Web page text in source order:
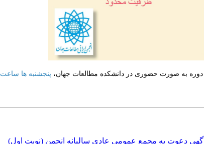
پنجشنبه ها ساعت ۹ الی ۱۲
آگهی دعوت به مجمع عمومی عادی سالیانه انجمن (نوبت اول)